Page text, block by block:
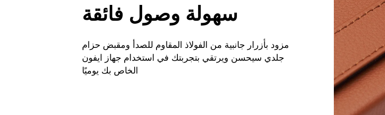
سهولة وصول فائقة
مزود بأزرار جانبية من الفولاذ المقاوم للصدأ ومقبض حزام
جلدي سيحسن ويرتقي بتجربتك في استخدام جهاز ايفون
الخاص بك يوميًا